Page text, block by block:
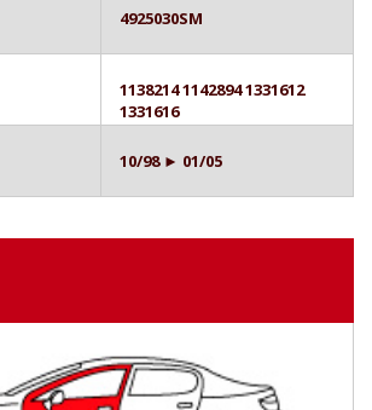
4925030SM
1138214 1142894 1331612
1331616
10/98 ► 01/05